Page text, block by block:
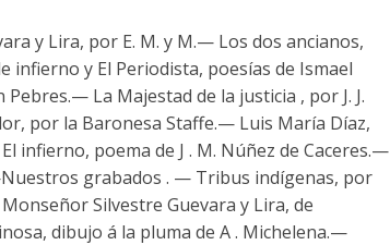
y Lira, por E. M. y M.— Los dos ancianos,
y El Periodista, poesías de Ismael
La Majestad de la justicia , por J. J.
por la Baronesa Staffe.— Luis María Díaz,
infierno, poema de J . M. Núñez de Caceres.—
grabados . — Tribus indígenas, por
Silvestre Guevara y Lira, de
dibujo á la pluma de A . Michelena.—